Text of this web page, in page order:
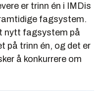
er trinn én i IMDis
fagsystem.
nytt fagsystem på
på trinn én, og det er
å konkurrere om